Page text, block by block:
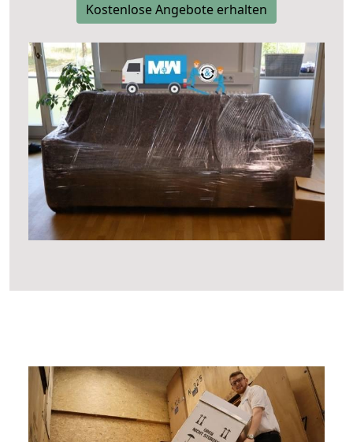
Kostenlose Angebote erhalten